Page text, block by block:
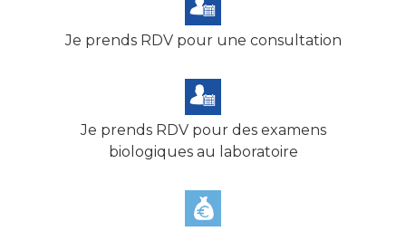
Je prends RDV pour une consultation
Je prends RDV pour des examens
biologiques au laboratoire